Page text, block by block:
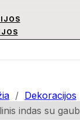
/ Dekoracijos
indas su